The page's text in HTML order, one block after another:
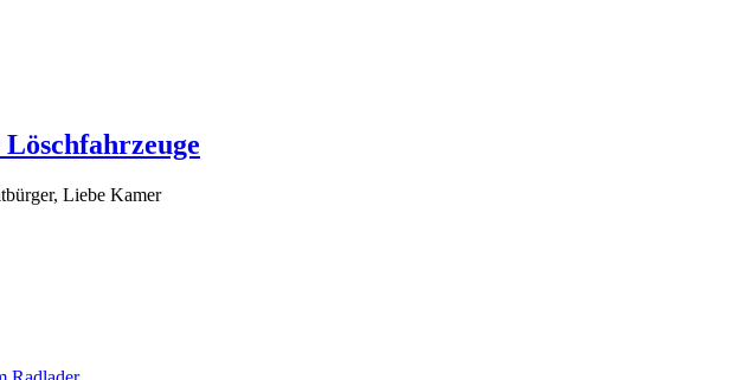
Liebe Kamer